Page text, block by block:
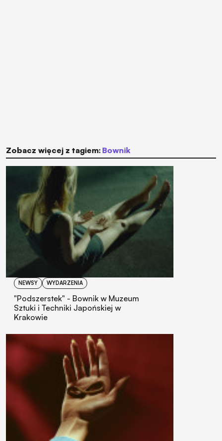
Zobacz więcej z tagiem: Bownik
NEWSY WYDARZENIA
"Podszerstek" - Bownik w Muzeum
Sztuki i Techniki Japońskiej w
Krakowie